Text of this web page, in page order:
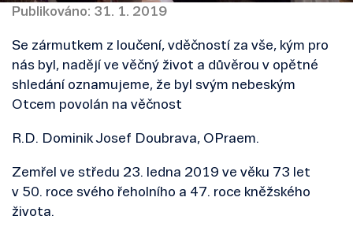
Publikováno: 31. 1. 2019
Se zármutkem z loučení, vděčností za vše, kým pro
nás byl, nadějí ve věčný život a důvěrou v opětné
shledání oznamujeme, že byl svým nebeským
Otcem povolán na věčnost
R.D. Dominik Josef Doubrava, OPraem.
Zemřel ve středu 23. ledna 2019 ve věku 73 let
v 50. roce svého řeholního a 47. roce kněžského
života.